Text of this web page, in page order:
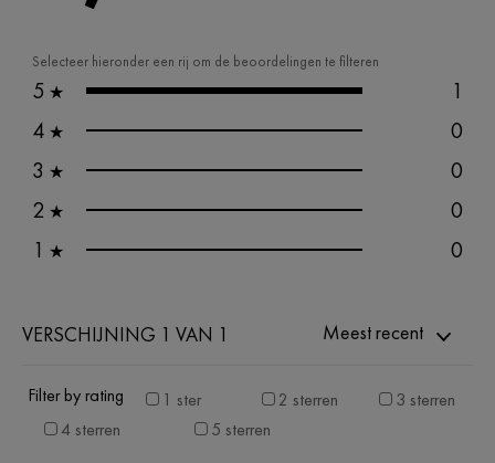
Selecteer hieronder een rij om de beoordelingen te filteren
5 ★
1
4 ★
0
3 ★
0
2 ★
0
1 ★ 0
VERSCHIJNING 1 VAN 1 Meest recent
Filter by rating 1 ster 2 sterren
3 sterren
4 sterren
5 sterren